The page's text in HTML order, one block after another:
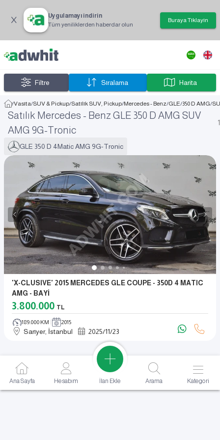
Uygulamayı indirin
Tüm yeniliklerden haberdar olun
Buraya Tıklayın
Filtre Sıralama Harita
/Vasıta/SUV & Pickup/Satılık SUV, Pickup/Mercedes - Benz/GLE/350 D AMG/
Satılık Mercedes - Benz GLE 350 D AMG SUV
AMG 9G-Tronic
1
GLE 350 D 4Matic AMG 9G-Tronic
'X-CLUSIVE' 2015 MERCEDES GLE COUPE - 350D 4 MATIC
AMG - BAYİ
3.800.000 TL
189.000 KM 2015
Sarıyer, İstanbul 2025/11/23
Ana Sayfa Hesabım İlan Ekle Arama Kategori